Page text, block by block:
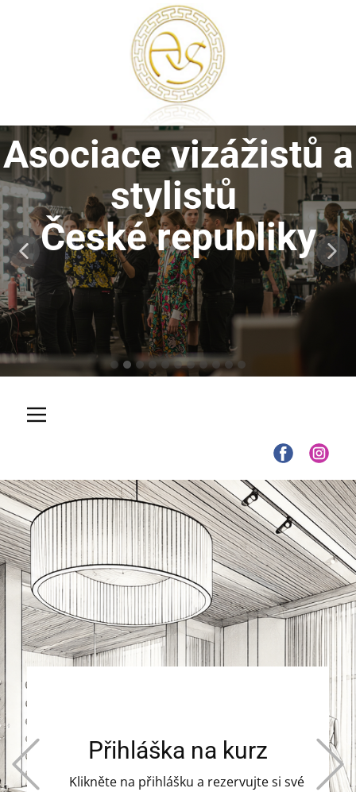
Asociace vizážistů a
stylistů
České republiky
Přihláška na kurz
Klikněte na přihlášku a rezervujte si své
Previous